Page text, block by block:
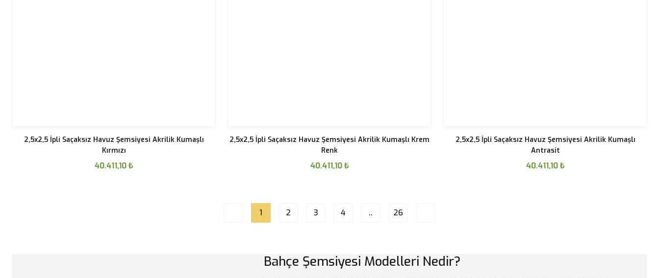
2,5x2,5 İpli Saçaksız Havuz Şemsiyesi Akrilik Kumaşlı
Kırmızı
40.411,10₺
2,5x2,5 İpli Saçaksız Havuz Şemsiyesi Akrilik Kumaşlı Krem
Renk
40.411,10₺
2,5x2,5 İpli Saçaksız Havuz Şemsiyesi Akrilik Kumaşlı
Antrasit
40.411,10₺
1 2 3 4 .. 26
Bahçe Şemsiyesi Modelleri Nedir?